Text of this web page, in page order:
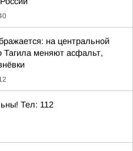
на центральной
Тагила меняют асфальт,
Тел: 112